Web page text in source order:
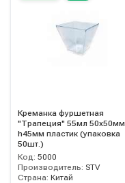
Креманка фуршетная
"Трапеция" 55мл 50х50мм
h45мм пластик (упаковка
50шт.)
Код: 5000
Производитель: STV
Страна: Китай